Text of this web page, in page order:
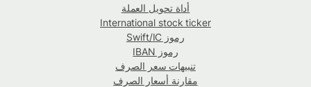
أداة تحويل العملة
International stock ticker
رموز Swift/IC
رموز IBAN
تنبيهات سعر الصرف
مقارنة أسعار الصرف